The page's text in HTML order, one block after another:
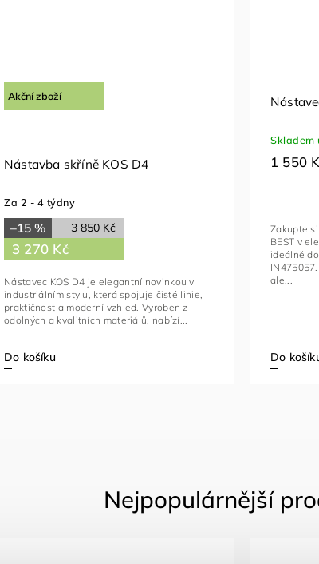
Akční zboží
Nástavba skříně KOS D4
Za 2 - 4 týdny
3 850 Kč
–15 %
3 270 Kč
Do košíku
Nástavec KOS D4 je elegantní novinkou v
industriálním stylu, která spojuje čisté linie,
praktičnost a moderní vzhled. Vyroben z
odolných a kvalitních materiálů, nabízí...
Skladem
1 550
Do
Zakupte
BEST v
ideálně
ale...